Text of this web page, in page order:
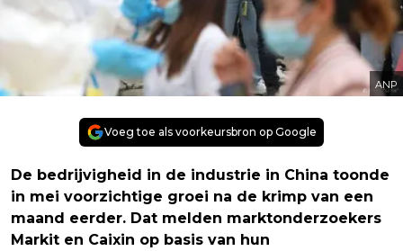
ANP
Voeg toe als voorkeursbron op Google
De bedrijvigheid in de industrie in China toonde
in mei voorzichtige groei na de krimp van een
maand eerder. Dat melden marktonderzoekers
Markit en Caixin op basis van hun